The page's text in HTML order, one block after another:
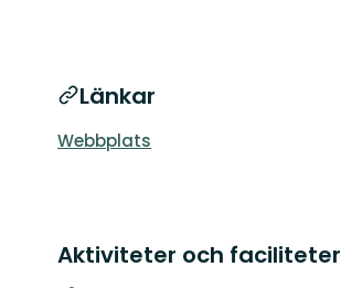
Länkar
Webbplats
Aktiviteter och faciliteter